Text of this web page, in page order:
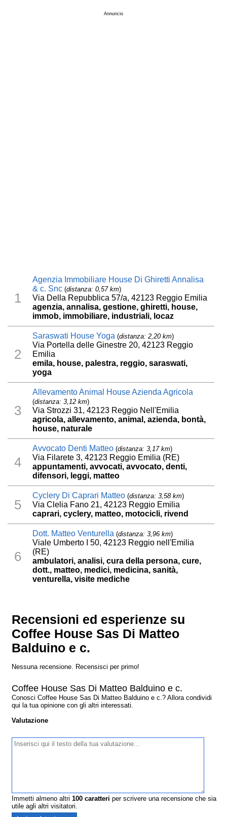
Annuncio
1
Agenzia Immobiliare House Di Ghiretti Annalisa
& c. Snc (distanza: 0,57 km)
Via Della Repubblica 57/a, 42123 Reggio Emilia
agenzia, annalisa, gestione, ghiretti, house,
immob, immobiliare, industriali, locaz
2
Saraswati House Yoga (distanza: 2,20 km)
Via Portella delle Ginestre 20, 42123 Reggio
Emilia
emila, house, palestra, reggio, saraswati,
yoga
3
Allevamento Animal House Azienda Agricola
(distanza: 3,12 km)
Via Strozzi 31, 42123 Reggio Nell'Emilia
agricola, allevamento, animal, azienda, bontà,
house, naturale
4
Avvocato Denti Matteo (distanza: 3,17 km)
Via Filarete 3, 42123 Reggio Emilia (RE)
appuntamenti, avvocati, avvocato, denti,
difensori, leggi, matteo
5
Cyclery Di Caprari Matteo (distanza: 3,58 km)
Via Clelia Fano 21, 42123 Reggio Emilia
caprari, cyclery, matteo, motocicli, rivend
6
Dott. Matteo Venturella (distanza: 3,96 km)
Viale Umberto I 50, 42123 Reggio nell'Emilia
(RE)
ambulatori, analisi, cura della persona, cure,
dott., matteo, medici, medicina, sanità,
venturella, visite mediche
Recensioni ed esperienze su
Coffee House Sas Di Matteo
Balduino e c.
Nessuna recensione. Recensisci per primo!
Coffee House Sas Di Matteo Balduino e c.
Conosci Coffee House Sas Di Matteo Balduino e c.? Allora condividi
qui la tua opinione con gli altri interessati.
Valutazione
Immetti almeno altri100 caratteri per scrivere una recensione che sia
utile agli altri visitatori.